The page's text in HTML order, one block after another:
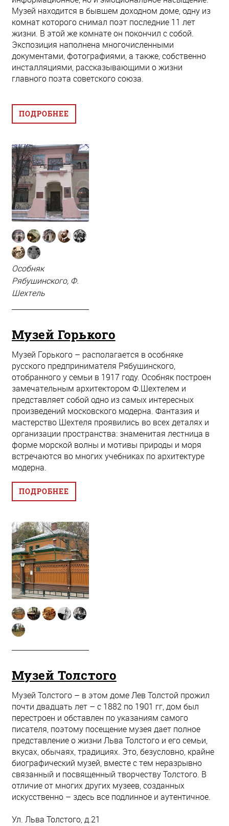
Музей находится в бывшем доходном доме, одну из
комнат которого снимал поэт последние 11 лет
жизни. В этой же комнате он покончил с собой.
Экспозиция наполнена многочисленными
документами, фотографиями, а также, собственно
инсталляциями, рассказывающими о жизни
главного поэта советского союза.
ПОДРОБНЕЕ
Особняк
Рябушинского, Ф.
Шехтель
Музей Горького
Музей Горького – располагается в особняке
русского предпринимателя Рябушинского,
отобранного у семьи в 1917 году. Особняк построен
замечательным архитектором Ф.Шехтелем и
представляет собой одно из самых интересных
произведений московского модерна. Фантазия и
мастерство Шехтеля проявились во всех деталях и
организации пространства: знаменитая лестница в
форме морской волны и мотивы природы и моря
встречаются во многих учебниках по архитектуре
модерна.
ПОДРОБНЕЕ
Музей Толстого
Музей Толстого – в этом доме Лев Толстой прожил
почти двадцать лет – с 1882 по 1901 гг, дом был
перестроен и обставлен по указаниям самого
писателя, поэтому посещение музея дает полное
представление о жизни Льва Толстого и его семьи,
вкусах, обычаях, традициях. Это, безусловно, крайне
биографический музей, вместе с тем неразрывно
связанный и посвященный творчеству Толстого. В
отличие от многих других музеев, созданных
искусственно – здесь все подлинное и аутентичное.
Ул. Льва Толстого, д.21